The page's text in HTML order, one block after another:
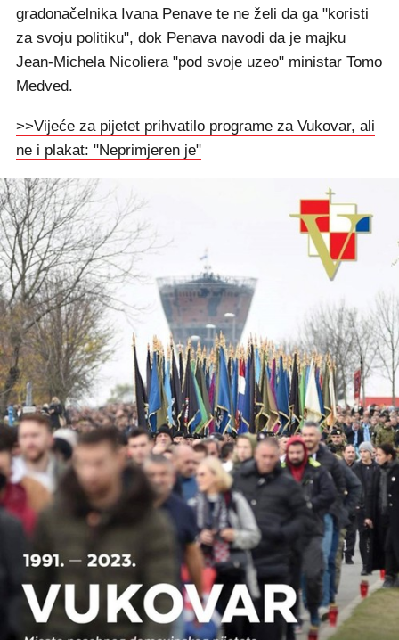
gradonačelnika Ivana Penave te ne želi da ga "koristi
za svoju politiku", dok Penava navodi da je majku
Jean-Michela Nicoliera "pod svoje uzeo" ministar Tomo
Medved.
>>Vijeće za pijetet prihvatilo programe za Vukovar, ali
ne i plakat: "Neprimjeren je"